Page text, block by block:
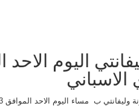
اليوم الاحد